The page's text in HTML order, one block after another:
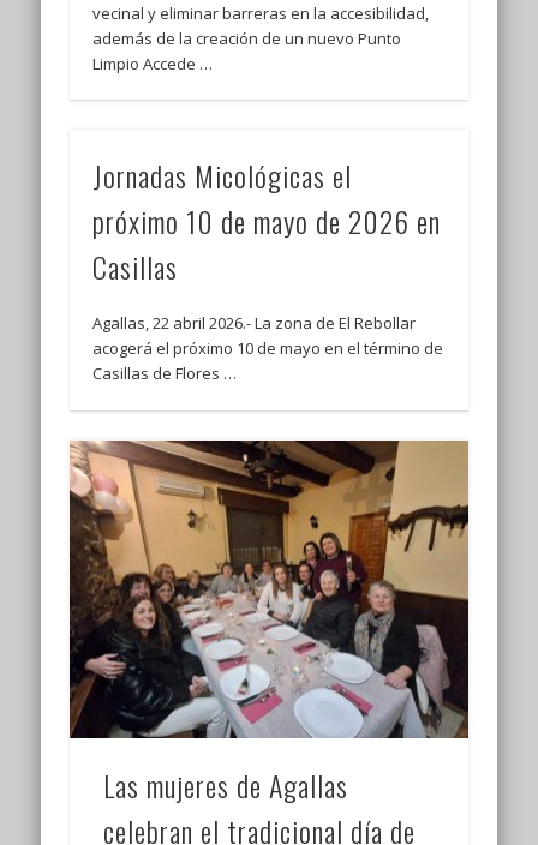
vecinal y eliminar barreras en la accesibilidad,
además de la creación de un nuevo Punto
Limpio Accede …
Jornadas Micológicas el
próximo 10 de mayo de 2026 en
Casillas
Agallas, 22 abril 2026.- La zona de El Rebollar
acogerá el próximo 10 de mayo en el término de
Casillas de Flores …
Las mujeres de Agallas
celebran el tradicional día de